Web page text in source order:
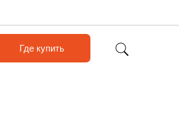
Где купить